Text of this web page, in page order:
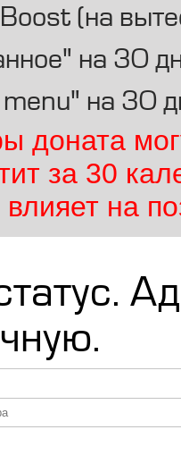
Boost (на
на 30
menu" на 30
доната
за 30
влияет на